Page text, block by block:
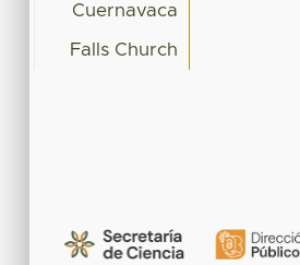
Cuernavaca
Falls Church